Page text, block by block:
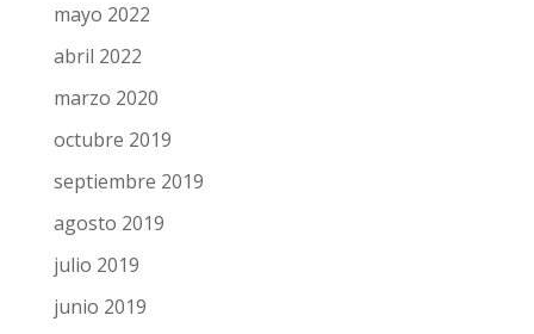
mayo 2022
abril 2022
marzo 2020
octubre 2019
septiembre 2019
agosto 2019
julio 2019
junio 2019